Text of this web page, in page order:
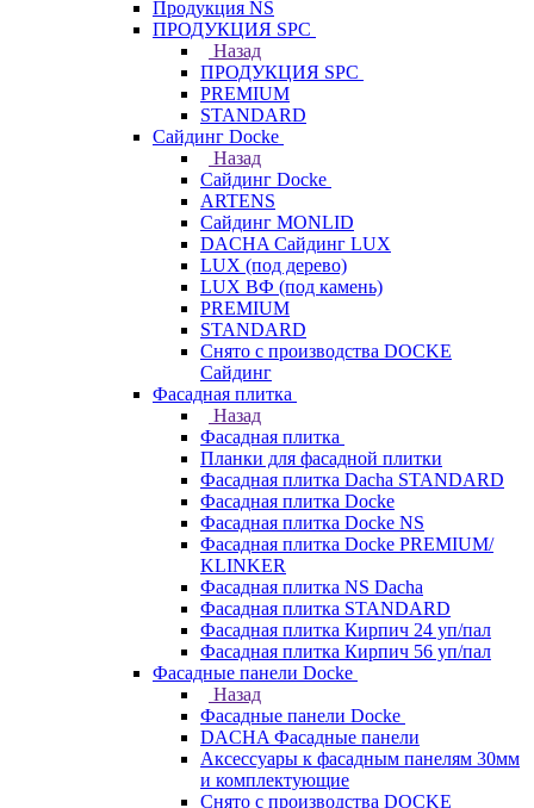
Продукция NS
ПРОДУКЦИЯ SPC
Назад
ПРОДУКЦИЯ SPC
PREMIUM
STANDARD
Сайдинг Docke
Назад
Сайдинг Docke
ARTENS
Cайдинг MONLID
DACHA Сайдинг LUX
LUX (под дерево)
LUX ВФ (под камень)
PREMIUM
STANDARD
Снято с производства DOCKE
Сайдинг
Фасадная плитка
Назад
Фасадная плитка
Планки для фасадной плитки
Фасадная плитка Dacha STANDARD
Фасадная плитка Docke
Фасадная плитка Docke NS
Фасадная плитка Docke PREMIUM/
KLINKER
Фасадная плитка NS Dacha
Фасадная плитка STANDARD
Фасадная плитка Кирпич 24 уп/пал
Фасадная плитка Кирпич 56 уп/пал
Фасадные панели Docke
Назад
Фасадные панели Docke
DACHA Фасадные панели
Аксессуары к фасадным панелям 30мм
и комплектующие
Снято с производства DOCKE